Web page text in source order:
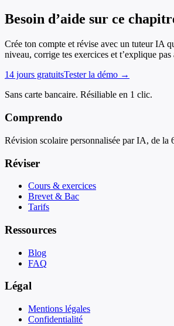
Besoin d’aide sur ce
Crée ton compte et révise avec un tuteur IA
niveau, corrige tes exercices et t’explique pas
14 jours gratuitsTester la démo →
Sans carte bancaire. Résiliable en 1 clic.
Comprendo
Révision scolaire personnalisée par IA, de la
Réviser
Cours & exercices
Brevet & Bac
Tarifs
Ressources
Blog
FAQ
Légal
Mentions légales
Confidentialité